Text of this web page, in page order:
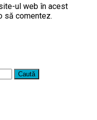
ul web în acest
să comentez.